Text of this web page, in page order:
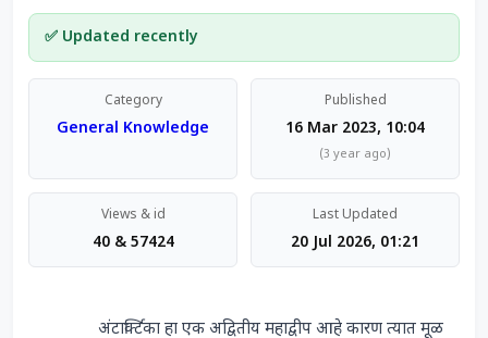
✅ Updated recently
Category
General Knowledge
Published
16 Mar 2023, 10:04
(3 year ago)
Views & id
40 & 57424
Last Updated
20 Jul 2026, 01:21